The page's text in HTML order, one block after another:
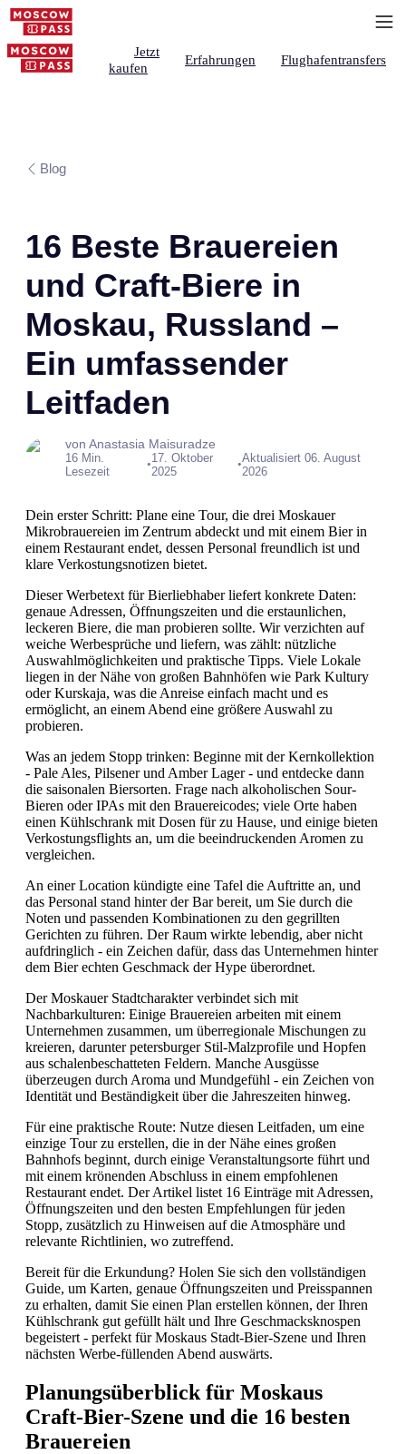
Jetzt
kaufen
Erfahrungen Flughafentransfers
Blog
16 Beste Brauereien
und Craft-Biere in
Moskau, Russland –
Ein umfassender
Leitfaden
von Anastasia Maisuradze
16 Min.
Lesezeit
•17. Oktober
2025
•Aktualisiert 06. August
2026
Dein erster Schritt: Plane eine Tour, die drei Moskauer
Mikrobrauereien im Zentrum abdeckt und mit einem Bier in
einem Restaurant endet, dessen Personal freundlich ist und
klare Verkostungsnotizen bietet.
Dieser Werbetext für Bierliebhaber liefert konkrete Daten:
genaue Adressen, Öffnungszeiten und die erstaunlichen,
leckeren Biere, die man probieren sollte. Wir verzichten auf
weiche Werbesprüche und liefern, was zählt: nützliche
Auswahlmöglichkeiten und praktische Tipps. Viele Lokale
liegen in der Nähe von großen Bahnhöfen wie Park Kultury
oder Kurskaja, was die Anreise einfach macht und es
ermöglicht, an einem Abend eine größere Auswahl zu
probieren.
Was an jedem Stopp trinken: Beginne mit der Kernkollektion
- Pale Ales, Pilsener und Amber Lager - und entdecke dann
die saisonalen Biersorten. Frage nach alkoholischen Sour-
Bieren oder IPAs mit den Brauereicodes; viele Orte haben
einen Kühlschrank mit Dosen für zu Hause, und einige bieten
Verkostungsflights an, um die beeindruckenden Aromen zu
vergleichen.
An einer Location kündigte eine Tafel die Auftritte an, und
das Personal stand hinter der Bar bereit, um Sie durch die
Noten und passenden Kombinationen zu den gegrillten
Gerichten zu führen. Der Raum wirkte lebendig, aber nicht
aufdringlich - ein Zeichen dafür, dass das Unternehmen hinter
dem Bier echten Geschmack der Hype überordnet.
Der Moskauer Stadtcharakter verbindet sich mit
Nachbarkulturen: Einige Brauereien arbeiten mit einem
Unternehmen zusammen, um überregionale Mischungen zu
kreieren, darunter petersburger Stil-Malzprofile und Hopfen
aus schalenbeschatteten Feldern. Manche Ausgüsse
überzeugen durch Aroma und Mundgefühl - ein Zeichen von
Identität und Beständigkeit über die Jahreszeiten hinweg.
Für eine praktische Route: Nutze diesen Leitfaden, um eine
einzige Tour zu erstellen, die in der Nähe eines großen
Bahnhofs beginnt, durch einige Veranstaltungsorte führt und
mit einem krönenden Abschluss in einem empfohlenen
Restaurant endet. Der Artikel listet 16 Einträge mit Adressen,
Öffnungszeiten und den besten Empfehlungen für jeden
Stopp, zusätzlich zu Hinweisen auf die Atmosphäre und
relevante Richtlinien, wo zutreffend.
Bereit für die Erkundung? Holen Sie sich den vollständigen
Guide, um Karten, genaue Öffnungszeiten und Preisspannen
zu erhalten, damit Sie einen Plan erstellen können, der Ihren
Kühlschrank gut gefüllt hält und Ihre Geschmacksknospen
begeistert - perfekt für Moskaus Stadt-Bier-Szene und Ihren
nächsten Werbe-füllenden Abend auswärts.
Planungsüberblick für Moskaus
Craft-Bier-Szene und die 16 besten
Brauereien